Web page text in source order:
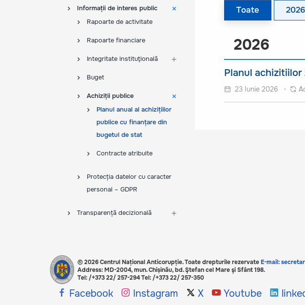
Toate 2026
2026
Planul achizitiilor
23 Iunie 2026
Informații de interes public
Rapoarte de activitate
Rapoarte financiare
Integritate instituţională
Buget
Achiziții publice
Planul anual al achizițiilor
publice cu finanțare din
bugetul de stat
Contracte atribuite
Protecția datelor cu caracter
personal – GDPR
Transparență decizională
© 2026 Centrul Național Anticorupție. Toate drepturile rezervate E-mail:
Address: MD-2004, mun. Chișinău, bd. Ştefan cel Mare şi Sfânt 198.
Tel: /+373 22/ 257-294 Tel: /+373 22/ 257-350
Social share
Facebook Instagram X Youtube